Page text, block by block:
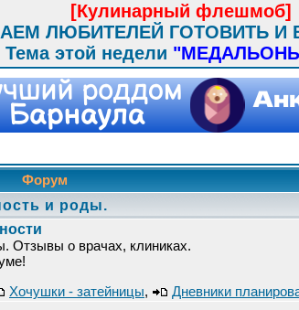
[Кулинарный флешмоб]
ЛЮБИТЕЛЕЙ ГОТОВИТЬ И
Тема этой недели
Форум
и роды.
Отзывы о врачах, клиниках.
Хочушки - затейницы, Дневники